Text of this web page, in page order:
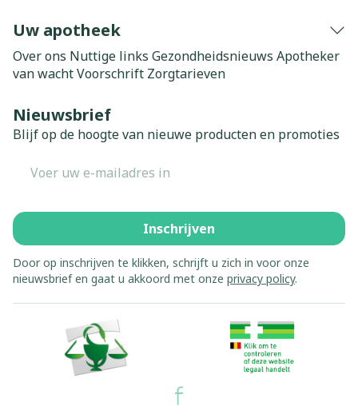
Uw apotheek
Over ons Nuttige links Gezondheidsnieuws Apotheker
van wachtVoorschrift Zorgtarieven
Nieuwsbrief
Blijf op de hoogte van nieuwe producten en promoties
Inschrijven
Door op inschrijven te klikken, schrijft u zich in voor onze
nieuwsbrief en gaat u akkoord met onze privacy policy.